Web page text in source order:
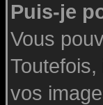
Puis-je
Vous
vos